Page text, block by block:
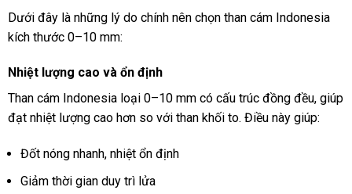
Dưới đây là những lý do chính nên chọn than cám Indonesia
kích thước 0–10 mm:
Nhiệt lượng cao và ổn định
Than cám Indonesia loại 0–10 mm có cấu trúc đồng đều, giúp
đạt nhiệt lượng cao hơn so với than khối to. Điều này giúp:
Đốt nóng nhanh, nhiệt ổn định
Giảm thời gian duy trì lửa